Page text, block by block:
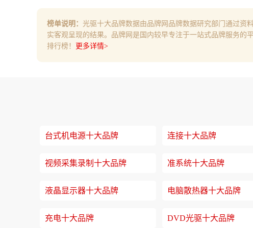
榜单说明： 光驱十大品牌数据由品牌网品牌数据研究部门通过资
实客观呈现的结果。品牌网是国内较早专注于一站式品牌服务
排行榜！
更多详情>
台式机电源十大品牌 连接十大品牌
视频采集录制十大品牌 准系统十大品牌
液晶显示器十大品牌 电脑散热器十大品牌
充电十大品牌 DVD光驱十大品牌